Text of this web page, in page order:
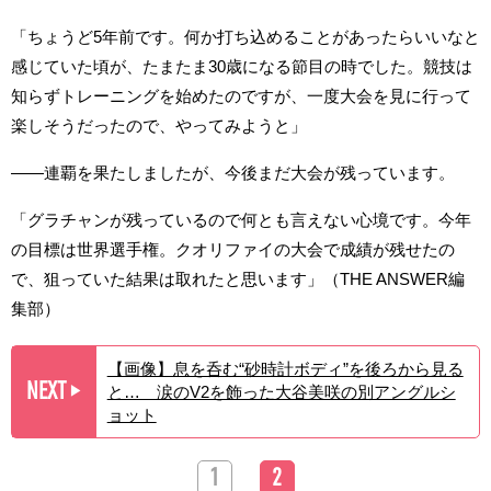
「ちょうど5年前です。何か打ち込めることがあったらいいなと
感じていた頃が、たまたま30歳になる節目の時でした。競技は
知らずトレーニングを始めたのですが、一度大会を見に行って
楽しそうだったので、やってみようと」
――連覇を果たしましたが、今後まだ大会が残っています。
「グラチャンが残っているので何とも言えない心境です。今年
の目標は世界選手権。クオリファイの大会で成績が残せたの
で、狙っていた結果は取れたと思います」（THE ANSWER編
集部）
NEXT ▶︎
【画像】息を呑む“砂時計ボディ”を後ろから見る
と… 涙のV2を飾った大谷美咲の別アングルシ
ョット
1 2